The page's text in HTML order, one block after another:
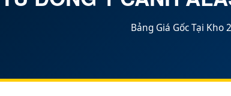
Bảng Giá Gốc Tại Kho